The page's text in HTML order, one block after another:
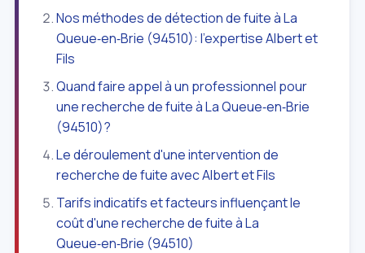
Nos méthodes de détection de fuite à La
Queue‑en‑Brie (94510): l'expertise Albert et
Fils
Quand faire appel à un professionnel pour
une recherche de fuite à La Queue‑en‑Brie
(94510)?
Le déroulement d'une intervention de
recherche de fuite avec Albert et Fils
Tarifs indicatifs et facteurs influençant le
coût d'une recherche de fuite à La
Queue‑en‑Brie (94510)